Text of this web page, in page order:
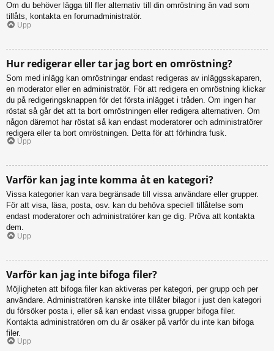
Om du behöver lägga till fler alternativ till din omröstning än vad som
tillåts, kontakta en forumadministratör.
Upp
Hur redigerar eller tar jag bort en omröstning?
Som med inlägg kan omröstningar endast redigeras av inläggsskaparen,
en moderator eller en administratör. För att redigera en omröstning klickar
du på redigeringsknappen för det första inlägget i tråden. Om ingen har
röstat så går det att ta bort omröstningen eller redigera alternativen. Om
någon däremot har röstat så kan endast moderatorer och administratörer
redigera eller ta bort omröstningen. Detta för att förhindra fusk.
Upp
Varför kan jag inte komma åt en kategori?
Vissa kategorier kan vara begränsade till vissa användare eller grupper.
För att visa, läsa, posta, osv. kan du behöva speciell tillåtelse som
endast moderatorer och administratörer kan ge dig. Pröva att kontakta
dem.
Upp
Varför kan jag inte bifoga filer?
Möjligheten att bifoga filer kan aktiveras per kategori, per grupp och per
användare. Administratören kanske inte tillåter bilagor i just den kategori
du försöker posta i, eller så kan endast vissa grupper bifoga filer.
Kontakta administratören om du är osäker på varför du inte kan bifoga
filer.
Upp